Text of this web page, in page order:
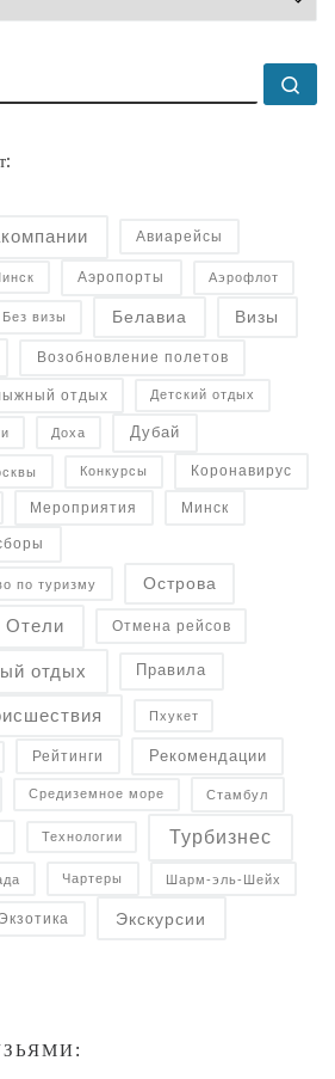
Авиарейсы
Аэропорты Аэрофлот
Без визы Белавиа Визы
Возобновление полетов
отдых Детский отдых
Доха Дубай
Конкурсы Коронавирус
Мероприятия Минск
по туризму Острова
Отели Отмена рейсов
отдых Правила
Пхукет
Рейтинги Рекомендации
Средиземное море Стамбул
Технологии Турбизнес
Чартеры Шарм-эль-Шейх
Экзотика Экскурсии